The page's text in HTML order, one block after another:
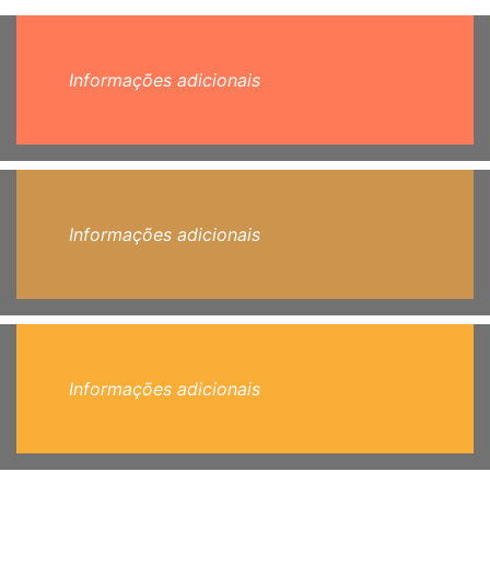
Informações adicionais
Informações adicionais
Informações adicionais